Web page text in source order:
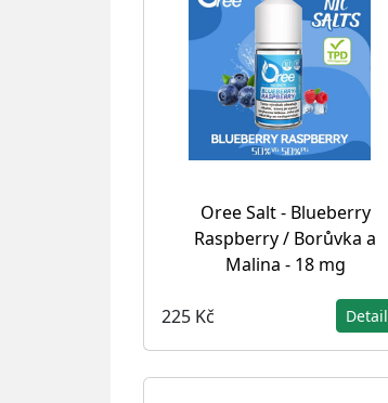
Oree Salt - Blueberry
Raspberry / Borůvka a
Malina - 18 mg
225 Kč Detail